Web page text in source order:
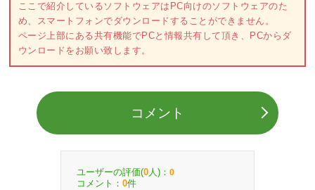
ここで紹介しているソフトウェアはPC向けのソフトウェアのた
め、スマートフォンでダウンロードすることができません。
ページ上部にある共有機能でPCと情報共有して頂き、PCからダ
ウンロードをお願い致します。
コメント
ユーザーの評価(0 人)： 0
コメント： 0件